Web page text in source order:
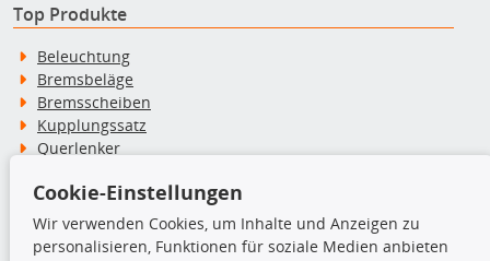
Top Produkte
Beleuchtung
Bremsbeläge
Bremsscheiben
Kupplungssatz
Querlenker
Stoßdämpfer
Cookie-Einstellungen
Wir verwenden Cookies, um Inhalte und Anzeigen zu
personalisieren, Funktionen für soziale Medien anbieten